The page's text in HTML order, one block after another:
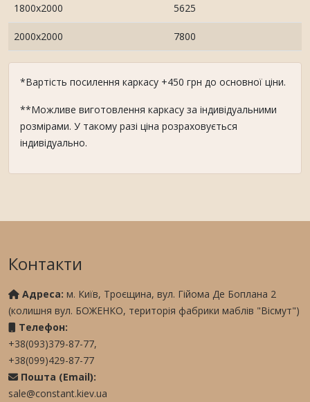
1800х2000 5625
2000х2000 7800
*Вартість посилення каркасу +450 грн до основної ціни.
**Можливе виготовлення каркасу за індивідуальними
розмірами. У такому разі ціна розраховується
індивідуально.
Контакти
Адреса: м. Київ, Троєщина, вул. Гійома Де Боплана 2
(колишня вул. БОЖЕНКО, територія фабрики маблів "Вісмут")
Телефон:
+38(093)379-87-77,
+38(099)429-87-77
Пошта (Email):
sale@constant.kiev.ua